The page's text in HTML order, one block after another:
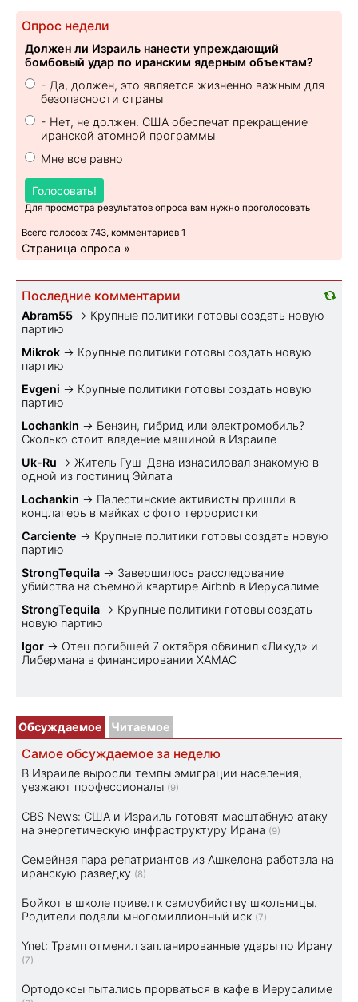
Опрос недели
Должен ли Израиль нанести упреждающий
бомбовый удар по иранским ядерным объектам?
- Да, должен, это является жизненно важным для
безопасности страны
- Нет, не должен. США обеспечат прекращение
иранской атомной программы
Мне все равно
Голосовать!
Для просмотра результатов опроса вам нужно проголосовать
Всего голосов: 743, комментариев 1
Страница опроса »
Последние комментарии
Abram55 → Крупные политики готовы создать новую
партию
Mikrok → Крупные политики готовы создать новую
партию
Evgeni → Крупные политики готовы создать новую
партию
Lochankin → Бензин, гибрид или электромобиль?
Cколько стоит владение машиной в Израиле
Uk-Ru → Житель Гуш-Дана изнасиловал знакомую в
одной из гостиниц Эйлата
Lochankin → Палестинские активисты пришли в
концлагерь в майках с фото террористки
Carciente → Крупные политики готовы создать новую
партию
StrongTequila → Завершилось расследование
убийства на съемной квартире Airbnb в Иерусалиме
StrongTequila → Крупные политики готовы создать
новую партию
Igor → Отец погибшей 7 октября обвинил «Ликуд» и
Либермана в финансировании ХАМАС
Обсуждаемое Читаемое
Самое обсуждаемое за неделю
В Израиле выросли темпы эмиграции населения,
уезжают профессионалы (9)
CBS News: США и Израиль готовят масштабную атаку
на энергетическую инфраструктуру Ирана (9)
Семейная пара репатриантов из Ашкелона работала на
иранскую разведку (8)
Бойкот в школе привел к самоубийству школьницы.
Родители подали многомиллионный иск (7)
Ynet: Трамп отменил запланированные удары по Ирану
(7)
Ортодоксы пытались прорваться в кафе в Иерусалиме